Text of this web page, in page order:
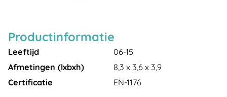
Productinformatie
Leeftijd
06-15
Afmetingen (lxbxh)
8,3 x 3,6 x 3,9
Certificatie
EN-1176